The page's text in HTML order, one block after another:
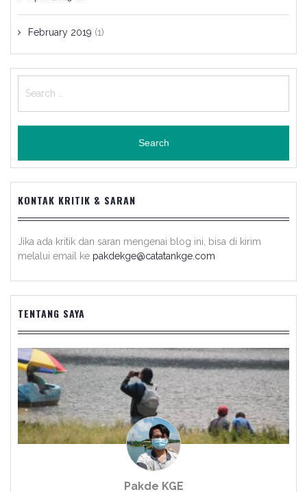
February 2019 (1)
for:
KONTAK KRITIK & SARAN
Jika ada kritik dan saran mengenai blog ini, bisa di kirim
melalui email ke pakdekge@catatankge.com
TENTANG SAYA
Pakde KGE